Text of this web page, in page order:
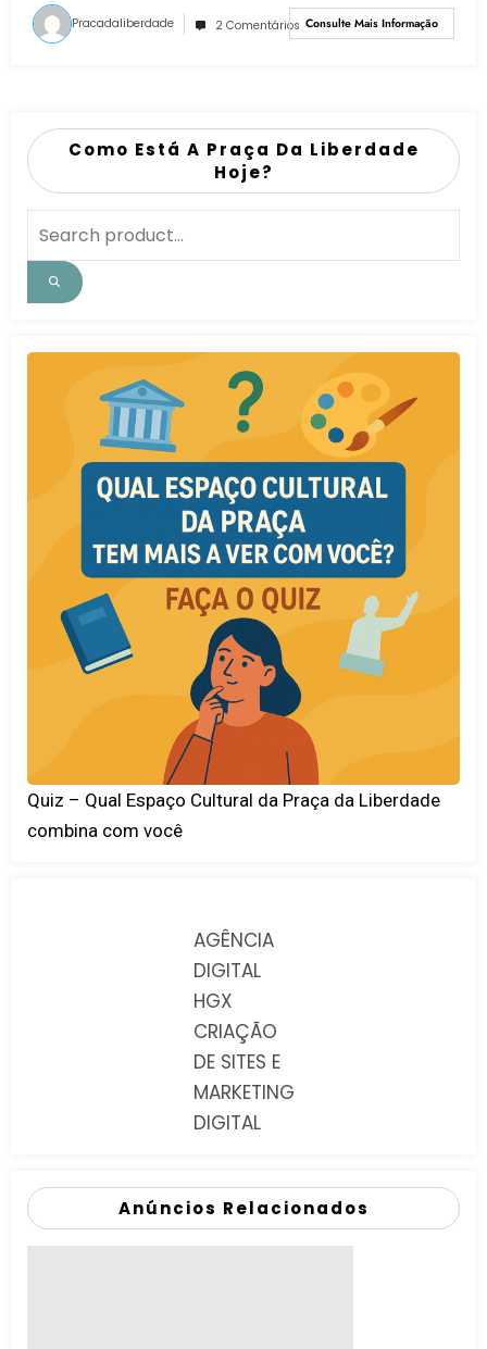
Pracadaliberdade 2 Comentários Consulte Mais Informação
Como Está A Praça Da Liberdade
Hoje?
Quiz – Qual Espaço Cultural da Praça da Liberdade
combina com você
AGÊNCIA
DIGITAL
HGX
CRIAÇÃO
DE SITES E
MARKETING
DIGITAL
Anúncios Relacionados